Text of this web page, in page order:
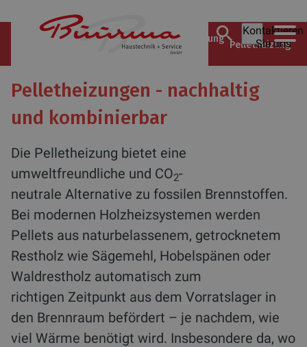
Kontaktieren
Sie uns
Büürma Haustechnik +
Ratgeber Heizung Pelletheizung
Pelletheizungen - nachhaltig
und kombinierbar
Die Pelletheizung bietet eine
umweltfreundliche und CO2-
neutrale Alternative zu fossilen Brennstoffen.
Bei modernen Holzheizsystemen werden
Pellets aus naturbelassenem, getrocknetem
Restholz wie Sägemehl, Hobelspänen oder
Waldrestholz automatisch zum
richtigen Zeitpunkt aus dem Vorratslager in
den Brennraum befördert – je nachdem, wie
viel Wärme benötigt wird. Insbesondere da, wo